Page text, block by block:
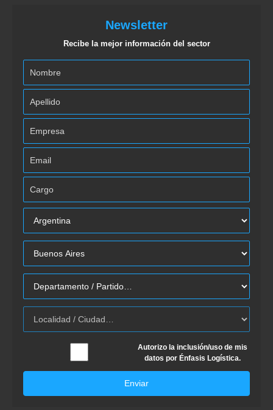
Newsletter
Recibe la mejor información del sector
Autorizo la inclusión/uso de mis
datos por Énfasis Logística.
Enviar